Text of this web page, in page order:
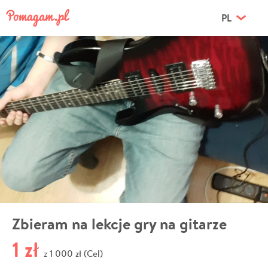
PL
Zbieram na lekcje gry na gitarze
1 zł z 1 000 zł (Cel)